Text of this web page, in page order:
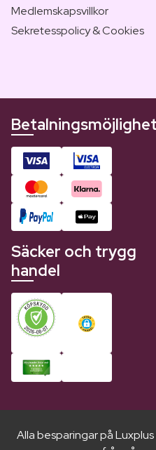
Medlemskapsvillkor
Sekretesspolicy & Cookies
Säcker och trygg
handel
Alla besparingar på